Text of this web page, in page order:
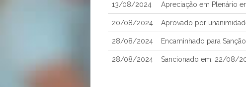
13/08/2024 Apreciação em Plenário
20/08/2024 Aprovado por
28/08/2024 Encaminhado para
28/08/2024 Sancionado em: 22/08/